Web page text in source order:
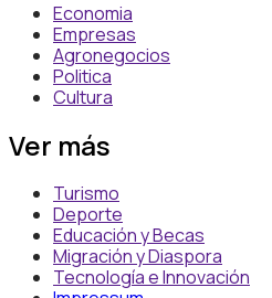
Economia
Empresas
Agronegocios
Politica
Cultura
Ver más
Turismo
Deporte
Educación y Becas
Migración y Diaspora
Tecnología e Innovación